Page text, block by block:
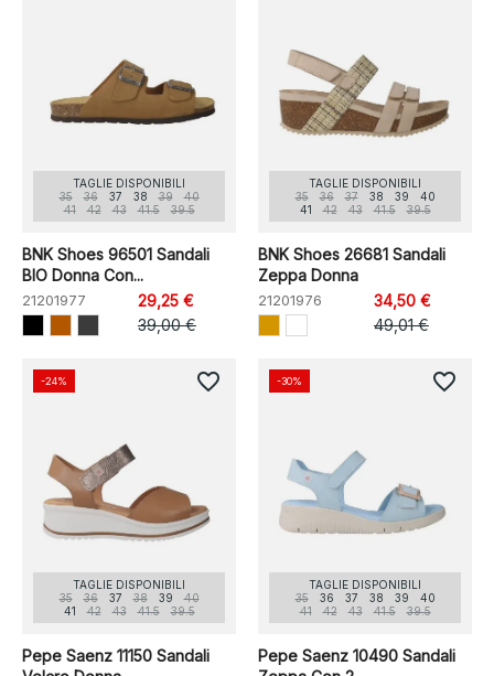
TAGLIE DISPONIBILI
35
36 37 38 39
40
41
42 43 41.5 39.5
BNK Shoes 96501 Sandali
BIO Donna Con...
21201977
29,25 €
39,00 €
TAGLIE DISPONIBILI
35
36 37 38 39
40
41
42 43 41.5 39.5
BNK Shoes 26681 Sandali
Zeppa Donna
21201976
34,50 €
49,01 €
TAGLIE DISPONIBILI
35
36 37 38 39
40
41
42 43 41.5 39.5
Pepe Saenz 11150 Sandali
-24% favorite_border
TAGLIE DISPONIBILI
35
36 37 38 39
40
41
42 43 41.5 39.5
Pepe Saenz 10490 Sandali
-30% favorite_border